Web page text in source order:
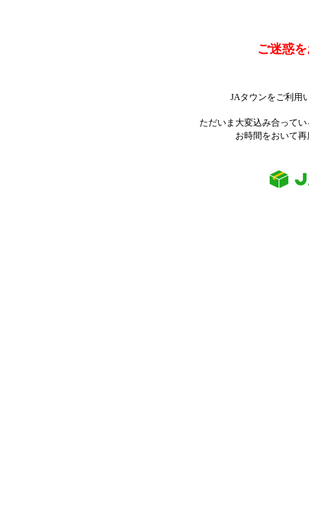
ご迷惑
JAタウンをご利用
ただいま大変込み合って
お時間をおいて